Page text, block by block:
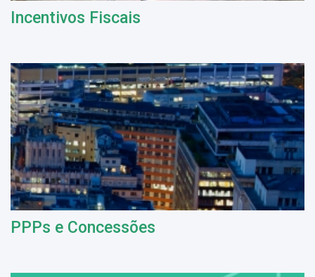
Incentivos Fiscais
PPPs e Concessões